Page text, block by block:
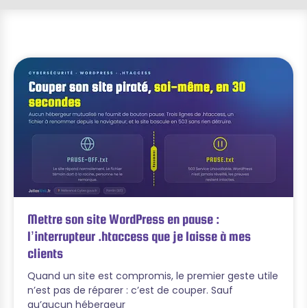
Mettre son site WordPress en pause :
l’interrupteur .htaccess que je laisse à mes
clients
Quand un site est compromis, le premier geste utile
n’est pas de réparer : c’est de couper. Sauf
qu’aucun hébergeur